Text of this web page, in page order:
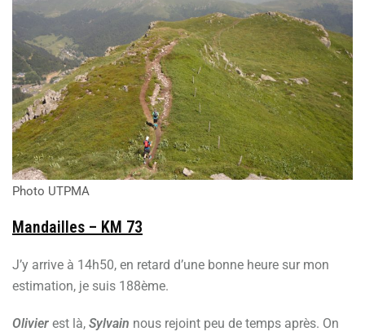
Photo UTPMA
Mandailles – KM 73
J’y arrive à 14h50, en retard d’une bonne heure sur mon
estimation, je suis 188ème.
Olivier est là, Sylvain nous rejoint peu de temps après. On